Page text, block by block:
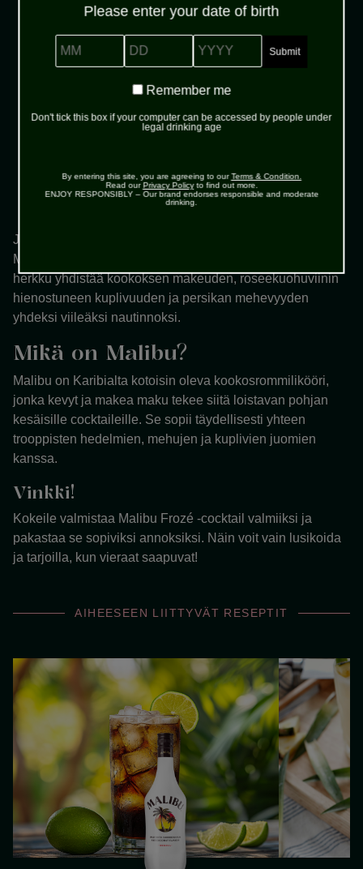
Malibu
arrow_forward
Jos etsit täydellistä cocktailia kuumaan kesäpäivään,
Malibu Frozé on vastaus toiveisiisi. Tämä jäädytetty
herkku yhdistää kookoksen makeuden, roseekuohuviinin
hienostuneen kuplivuuden ja persikan mehevyyden
yhdeksi viileäksi nautinnoksi.
Mikä on Malibu?
Malibu on Karibialta kotoisin oleva kookosrommilikööri,
jonka kevyt ja makea maku tekee siitä loistavan pohjan
kesäisille cocktaileille. Se sopii täydellisesti yhteen
trooppisten hedelmien, mehujen ja kuplivien juomien
kanssa.
Vinkki!
Kokeile valmistaa Malibu Frozé -cocktail valmiiksi ja
pakastaa se sopiviksi annoksiksi. Näin voit vain lusikoida
ja tarjoilla, kun vieraat saapuvat!
AIHEESEEN LIITTYVÄT RESEPTIT
Please enter your date of birth
MM DD YYYY
Remember
Remember me
Don't tick this box if your computer can be accessed by people under
legal drinking age
By entering this site, you are agreeing to ourTerms & Condition.
Read our Privacy Policyto find out more.
ENJOY RESPONSIBLY – Our brand endorses responsible and moderate
drinking.